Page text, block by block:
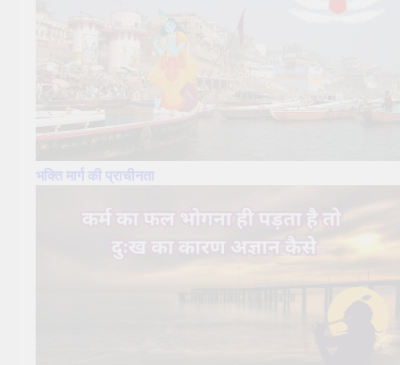
भक्ति मार्ग की प्राचीनता